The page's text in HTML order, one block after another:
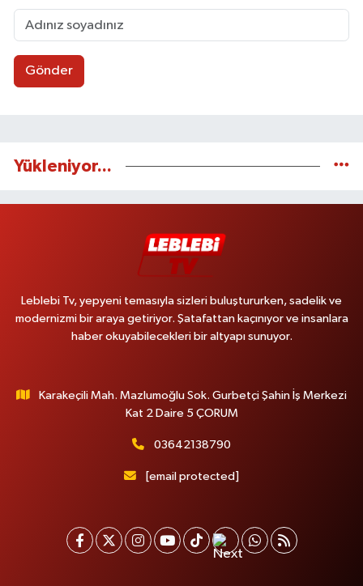
Gönder
Yükleniyor...
Leblebi Tv, yepyeni temasıyla sizleri buluştururken, sadelik ve
modernizmi bir araya getiriyor. Şatafattan kaçınıyor ve insanlara
haber okuyabilecekleri bir altyapı sunuyor.
Karakeçili Mah. Mazlumoğlu Sok. Gurbetçi Şahin İş Merkezi
Kat 2 Daire 5 ÇORUM
03642138790
[email protected]